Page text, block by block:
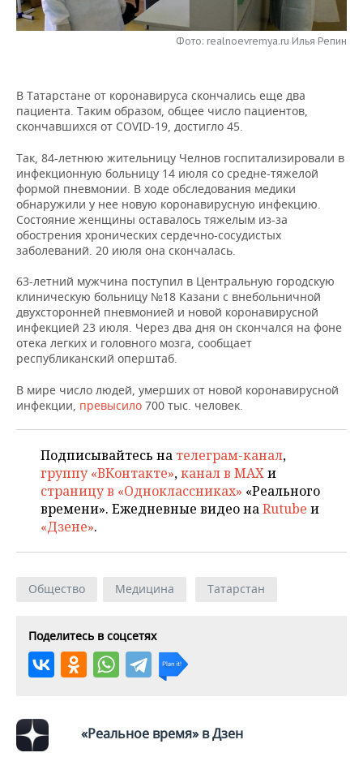
НЕФТЕХИМИЯ
ЭНЕРГЕТИКА
РОЗНИЧНАЯ ТОРГОВЛЯ
УСЛУГИ
НОВОСТИ ТЕХНОЛОГИЙ
МЕДИА
МЕРОПРИЯТИЯ
ВЫЕЗДНАЯ РЕДАКЦИЯ
ONLINE-КОНФЕРЕНЦИИ
ОТКРЫТАЯ ЛЕКЦИЯ
НОВОСТИ СПОРТА
ХОККЕЙ
БАСКЕТБОЛ
ВОЛЕЙБОЛ
КИБЕРСПОРТ
ФИГУРНОЕ КАТАНИЕ
ВОДНЫЕ ВИДЫ СПОРТА
ХОККЕЙ С МЯЧОМ
ОБЩЕСТВО
ВЛАСТЬ
ИНФРАСТРУКТУРА
ИСТОРИЯ
КУЛЬТУРА
МЕДИЦИНА
ОБРАЗОВАНИЕ
ПРОИСШЕСТВИЯ
СЮЖЕТЫ
СПРАВОЧНИК
СПИСОК ПЕРСОН
СПИСОК КОМПАНИЙ
ПОЛНАЯ ВЕРСИЯ
Фото: realnoevremya.ru Илья Репин
В Татарстане от коронавируса скончались еще два
пациента. Таким образом, общее число пациентов,
скончавшихся от COVID-19, достигло 45.
Так, 84-летнюю жительницу Челнов госпитализировали в
инфекционную больницу 14 июля со средне-тяжелой
формой пневмонии. В ходе обследования медики
обнаружили у нее новую коронавирусную инфекцию.
Состояние женщины оставалось тяжелым из-за
обострения хронических сердечно-сосудистых
заболеваний. 20 июля она скончалась.
63-летний мужчина поступил в Центральную городскую
клиническую больницу №18 Казани с внебольничной
двухсторонней пневмонией и новой коронавирусной
инфекцией 23 июля. Через два дня он скончался на фоне
отека легких и головного мозга, сообщает
республиканский оперштаб.
В мире число людей, умерших от новой коронавирусной
инфекции, превысило 700 тыс. человек.
Подписывайтесь на телеграм-канал,
группу «ВКонтакте»,канал в MAXи
страницу в «Одноклассниках» «Реального
времени». Ежедневные видео наRutube и
«Дзене».
Общество Медицина Татарстан
Поделитесь в соцсетях
«Реальное время» в Дзен